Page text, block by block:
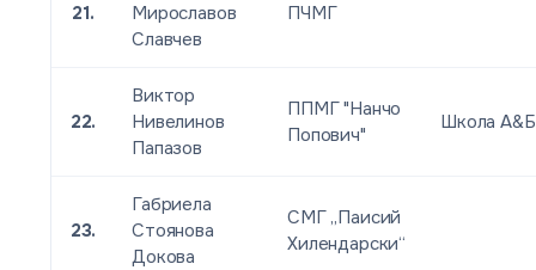
21.
Мирославов
Славчев
ПЧМГ
22.
Виктор
Нивелинов
Папазов
ППМГ "Нанчо
Попович"
Школа А&Б
23.
Габриела
Стоянова
Докова
СМГ „Паисий
Хилендарски“